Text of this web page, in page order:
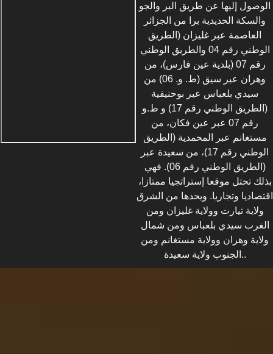
الوصول إليها عن طريق البر والجو
والسكة الحديدية برا من الجزائر
العاصمة عبر غليزان (الطريق
الوطني رقم 04 والطريق الوطني
رقم 07 (بلدية عين فارس)، من
وهران عبر سيق (ط. و. 06) من
سيدي بلعباس عبر بوحنيفية
(الطريق الوطني رقم 17) و ط.و
رقم 07 عبر عين فكان، من
مستغانم عبر المحمدية (الطريق
الوطني رقم 17)، من سعيدة عبر
(الطريق الوطني رقم 06). فهي
بذلك تحتل موقعا إستراتجيا ممتازا،
اقتصاديا وتجاريا. ويحدها من الشرق
ولاية تيارت وولاية غليزان ومن
الغرب سيدي بلعباس ومن شمال
ولاية وهران وولاية مستغانم ومن
الجنوب ولاية سعيدة..